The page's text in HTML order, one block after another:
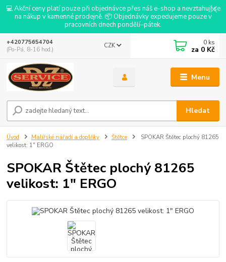
💻 Akční ceny platí pouze při objednávce přes náš e-shop a nevztahují se
na nákup v kamenné prodejně. 📦 Objednávky expedujeme pouze v
pracovních dnech pondělí–pátek.
Menu
CZK
Hledat
+420775654704
(Po-Pá, 8-16 hod.)
0 ks
za 0 Kč
Úvod Malířské nářadí a doplňky Štětce
SPOKAR Štětec plochý 81265
velikost: 1" ERGO
SPOKAR Štětec plochý 81265
velikost: 1" ERGO